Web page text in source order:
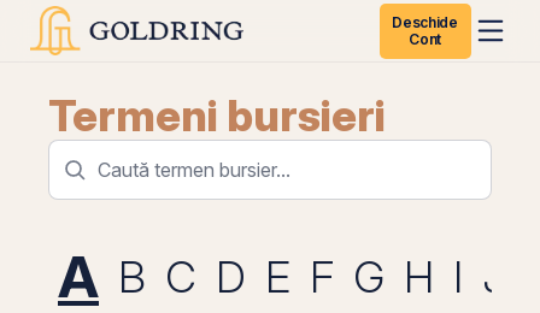
Deschide
Cont
Termeni bursieri
A B C D E F G H I J